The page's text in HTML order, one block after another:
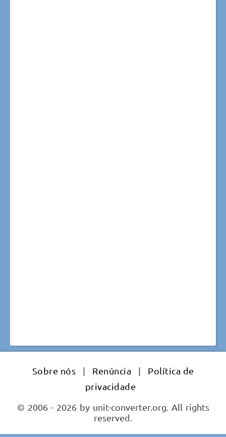
Sobre nós | Renúncia |
Política de
privacidade
© 2006 - 2026 by unit-converter.org. All rights
reserved.